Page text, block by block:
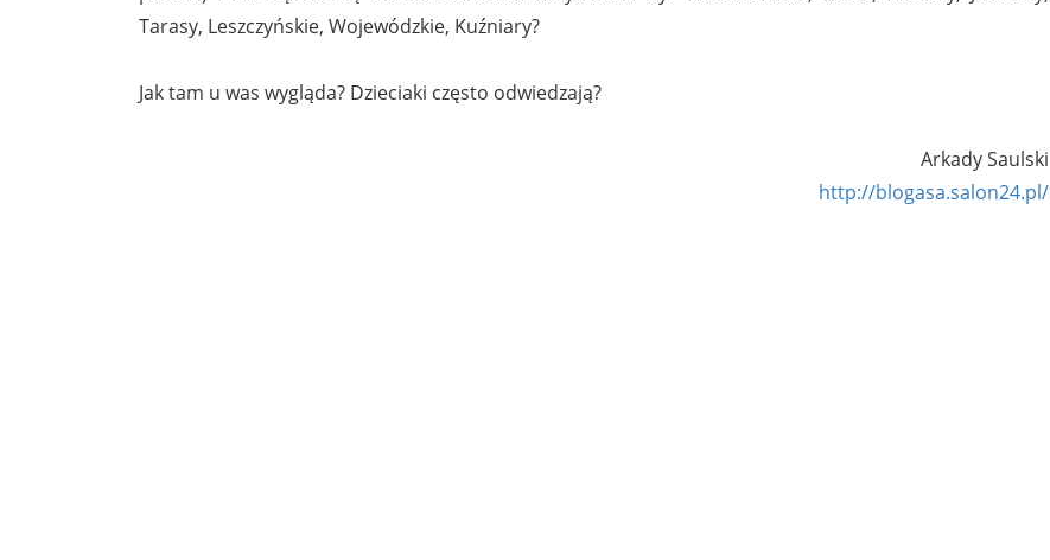
Tarasy, Leszczyńskie, Wojewódzkie, Kuźniary?
Jak tam u was wygląda? Dzieciaki często odwiedzają?
Arkady Saulski
http://blogasa.salon24.pl/